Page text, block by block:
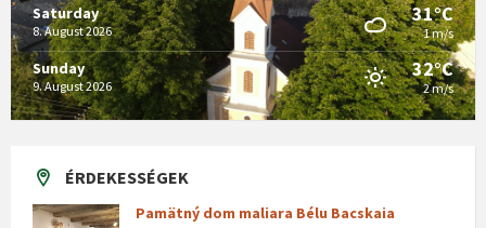
Saturday
8. August 2026
31°C
1 m/s
Sunday
9. August 2026
32°C
2 m/s
ÉRDEKESSÉGEK
Pamätný dom maliara Bélu Bacskaia